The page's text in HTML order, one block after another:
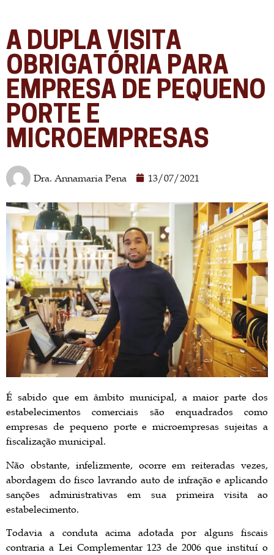
A DUPLA VISITA
OBRIGATÓRIA PARA
EMPRESA DE PEQUENO
PORTE E
MICROEMPRESAS
Dra. Annamaria Pena 13/07/2021
É sabido que em âmbito municipal, a maior parte dos
estabelecimentos comerciais são enquadrados como
empresas de pequeno porte e microempresas sujeitas a
fiscalização municipal.
Não obstante, infelizmente, ocorre em reiteradas vezes,
abordagem do fisco lavrando auto de infração e aplicando
sanções administrativas em sua primeira visita ao
estabelecimento.
Todavia a conduta acima adotada por alguns fiscais
contraria a Lei Complementar 123 de 2006 que instituí o